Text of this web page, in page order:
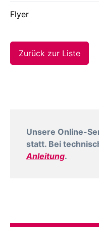
Flyer
Zurück zur Liste
Unsere Online-
statt. Bei
Anleitung.